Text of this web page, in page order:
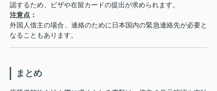
認するため、ビザや在留カードの提出が求められます。
注意点：
外国人借主の場合、連絡のために日本国内の緊急連絡先が必要と
なることもあります。
まとめ